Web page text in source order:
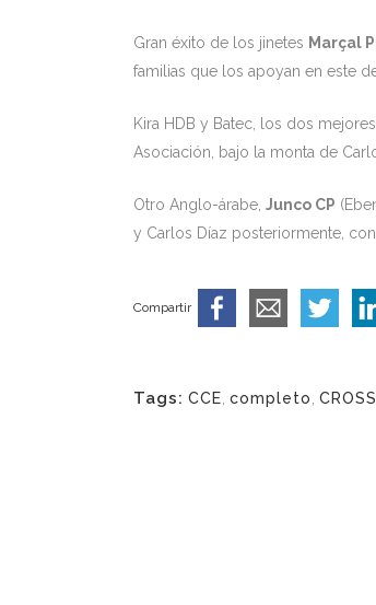
Gran éxito de los jinetes Marçal
familias que los apoyan en este
Kira HDB y Batec, los dos
Asociación, bajo la monta de
Otro Anglo-árabe, Junco CP
y Carlos Díaz posteriormente,
Compartir
Tags: CCE completo CROSS